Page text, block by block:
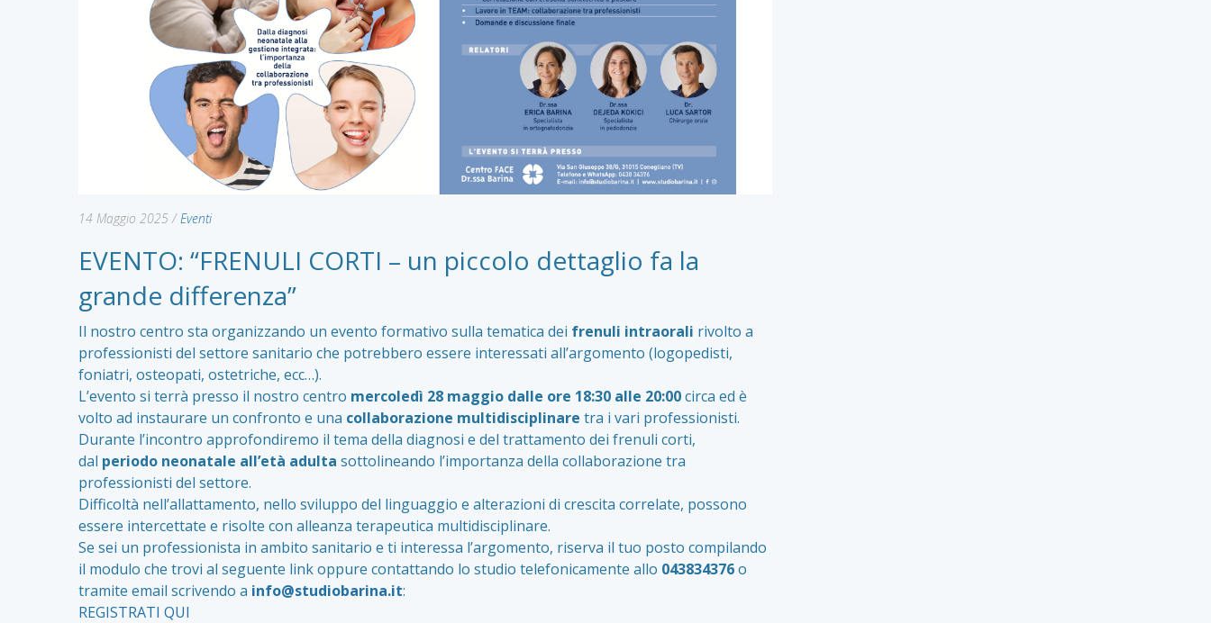
14 Maggio 2025 / Eventi
EVENTO: “FRENULI CORTI – un piccolo dettaglio fa la
grande differenza”
Il nostro centro sta organizzando un evento formativo sulla tematica dei frenuli intraorali rivolto a
professionisti del settore sanitario che potrebbero essere interessati all’argomento (logopedisti,
foniatri, osteopati, ostetriche, ecc…).
L’evento si terrà presso il nostro centro mercoledì 28 maggio dalle ore 18:30 alle 20:00circa ed è
volto ad instaurare un confronto e una collaborazione multidisciplinare tra i vari professionisti.
Durante l’incontro approfondiremo il tema della diagnosi e del trattamento dei frenuli corti,
dal periodo neonatale all’età adulta sottolineando l’importanza della collaborazione tra
professionisti del settore.
Difficoltà nell’allattamento, nello sviluppo del linguaggio e alterazioni di crescita correlate, possono
essere intercettate e risolte con alleanza terapeutica multidisciplinare.
Se sei un professionista in ambito sanitario e ti interessa l’argomento, riserva il tuo posto compilando
il modulo che trovi al seguente link oppure contattando lo studio telefonicamente allo 043834376o
tramite email scrivendo a info@studiobarina.it:
REGISTRATI QUI